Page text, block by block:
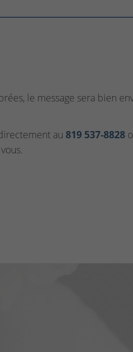
le message sera bien
au 819 537‑8828